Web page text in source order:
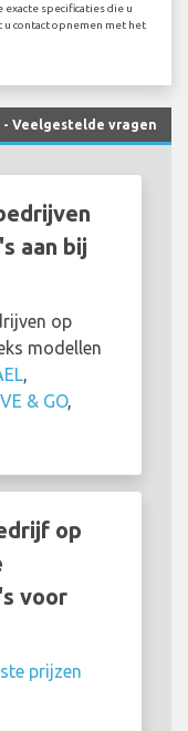
specificaties die u
contact opnemen met het
Veelgestelde vragen
aan bij
op
modellen
,
& GO,
op
voor
prijzen